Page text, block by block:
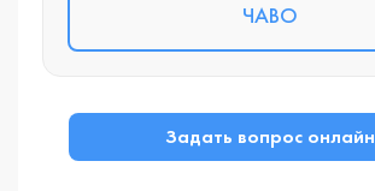
ЧАВО
Задать вопрос онлайн